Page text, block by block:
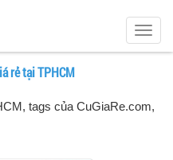
rẻ tại TPHCM
tags của CuGiaRe.com,